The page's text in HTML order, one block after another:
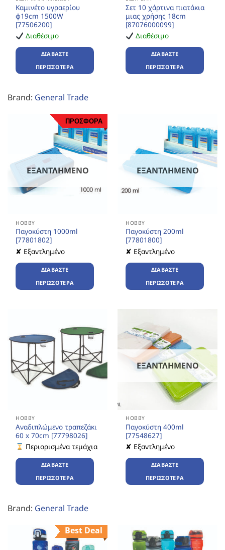
Καμινέτο υγραερίου
φ19cm 1500W
[77506200]
Διαθέσιμο
ΔΙΑΒΆΣΤΕ
ΠΕΡΙΣΣΌΤΕΡΑ
Brand: General Trade
Σετ 10 χάρτινα πιατάκια
μιας χρήσης 18cm
[87076000099]
Διαθέσιμο
ΔΙΑΒΆΣΤΕ
ΠΕΡΙΣΣΌΤΕΡΑ
ΠΡΟΣΦΟΡΑ
ΕΞΑΝΤΛΗΜΈΝΟ
HOBBY
Παγοκύστη 1000ml
[77801802]
✘ Εξαντλημένο
ΔΙΑΒΆΣΤΕ
ΠΕΡΙΣΣΌΤΕΡΑ
ΕΞΑΝΤΛΗΜΈΝΟ
HOBBY
Παγοκύστη 200ml
[77801800]
✘ Εξαντλημένο
ΔΙΑΒΆΣΤΕ
ΠΕΡΙΣΣΌΤΕΡΑ
HOBBY
Αναδιπλώμενο τραπεζάκι
60 x 70cm [77798026]
Περιορισμένα τεμάχια
ΔΙΑΒΆΣΤΕ
ΠΕΡΙΣΣΌΤΕΡΑ
Brand: General Trade
ΕΞΑΝΤΛΗΜΈΝΟ
HOBBY
Παγοκύστη 400ml
[77548627]
✘ Εξαντλημένο
ΔΙΑΒΆΣΤΕ
ΠΕΡΙΣΣΌΤΕΡΑ
Best Deal